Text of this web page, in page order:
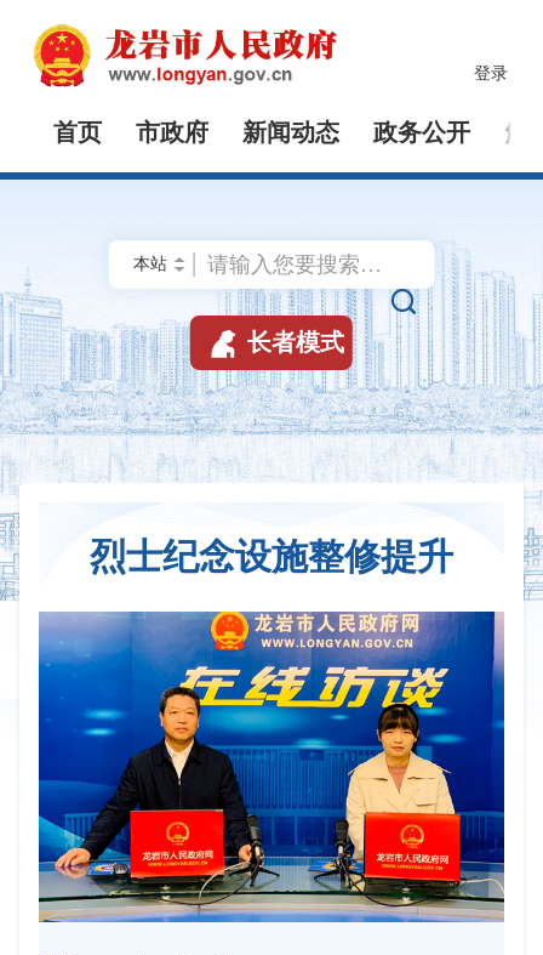
登录
首页 市政府 新闻动态 政务公开 解

 长者模式
烈士纪念设施整修提升